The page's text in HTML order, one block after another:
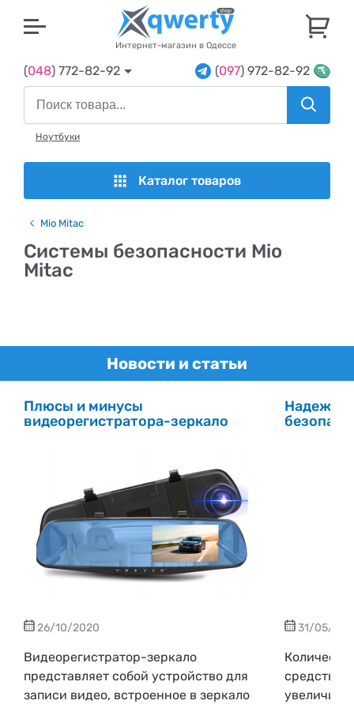
Интернет-магазин в Одессе
(048) 772-82-92 (097) 972-82-92
Ноутбуки
Каталог товаров
Mio Mitac
Системы безопасности Mio
Mitac
Новости и статьи
Плюсы и минусы
видеорегистратора-зеркало
26/10/2020
Видеорегистратор-зеркало
представляет собой устройство для
записи видео, встроенное в зеркало
31/05/
средств